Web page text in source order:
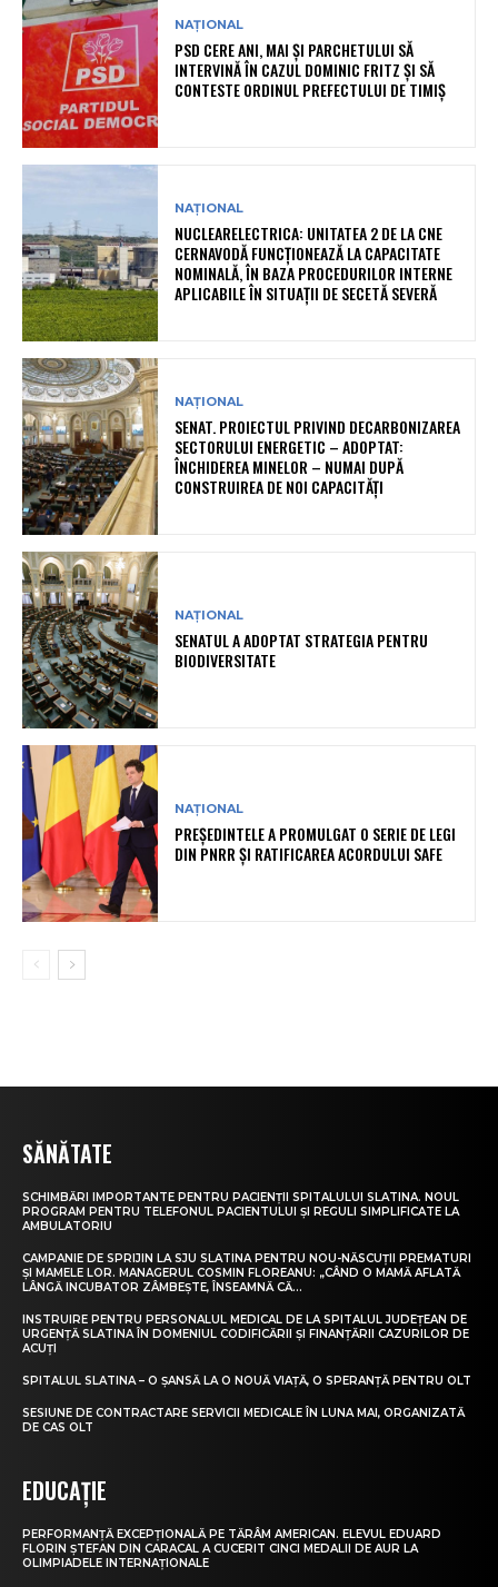
NAȚIONAL
PSD CERE ANI, MAI ȘI PARCHETULUI SĂ
INTERVINĂ ÎN CAZUL DOMINIC FRITZ ȘI SĂ
CONTESTE ORDINUL PREFECTULUI DE TIMIȘ
NAȚIONAL
NUCLEARELECTRICA: UNITATEA 2 DE LA CNE
CERNAVODĂ FUNCȚIONEAZĂ LA CAPACITATE
NOMINALĂ, ÎN BAZA PROCEDURILOR INTERNE
APLICABILE ÎN SITUAȚII DE SECETĂ SEVERĂ
NAȚIONAL
SENAT. PROIECTUL PRIVIND DECARBONIZAREA
SECTORULUI ENERGETIC – ADOPTAT:
ÎNCHIDEREA MINELOR – NUMAI DUPĂ
CONSTRUIREA DE NOI CAPACITĂȚI
NAȚIONAL
SENATUL A ADOPTAT STRATEGIA PENTRU
BIODIVERSITATE
NAȚIONAL
PREȘEDINTELE A PROMULGAT O SERIE DE LEGI
DIN PNRR ȘI RATIFICAREA ACORDULUI SAFE
SĂNĂTATE
SCHIMBĂRI IMPORTANTE PENTRU PACIENȚII SPITALULUI SLATINA. NOUL
PROGRAM PENTRU TELEFONUL PACIENTULUI ȘI REGULI SIMPLIFICATE LA
AMBULATORIU
CAMPANIE DE SPRIJIN LA SJU SLATINA PENTRU NOU-NĂSCUȚII PREMATURI
ȘI MAMELE LOR. MANAGERUL COSMIN FLOREANU: „CÂND O MAMĂ AFLATĂ
LÂNGĂ INCUBATOR ZÂMBEȘTE, ÎNSEAMNĂ CĂ...
INSTRUIRE PENTRU PERSONALUL MEDICAL DE LA SPITALUL JUDEȚEAN DE
URGENȚĂ SLATINA ÎN DOMENIUL CODIFICĂRII ȘI FINANȚĂRII CAZURILOR DE
ACUȚI
SPITALUL SLATINA – O ȘANSĂ LA O NOUĂ VIAȚĂ, O SPERANȚĂ PENTRU OLT
SESIUNE DE CONTRACTARE SERVICII MEDICALE ÎN LUNA MAI, ORGANIZATĂ
DE CAS OLT
EDUCAȚIE
PERFORMANȚĂ EXCEPȚIONALĂ PE TĂRÂM AMERICAN. ELEVUL EDUARD
FLORIN ȘTEFAN DIN CARACAL A CUCERIT CINCI MEDALII DE AUR LA
OLIMPIADELE INTERNAȚIONALE